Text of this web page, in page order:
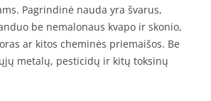
Pagrindinė nauda yra švarus,
be nemalonaus kvapo ir skonio,
ar kitos cheminės priemaišos. Be
metalų, pesticidų ir kitų toksinų